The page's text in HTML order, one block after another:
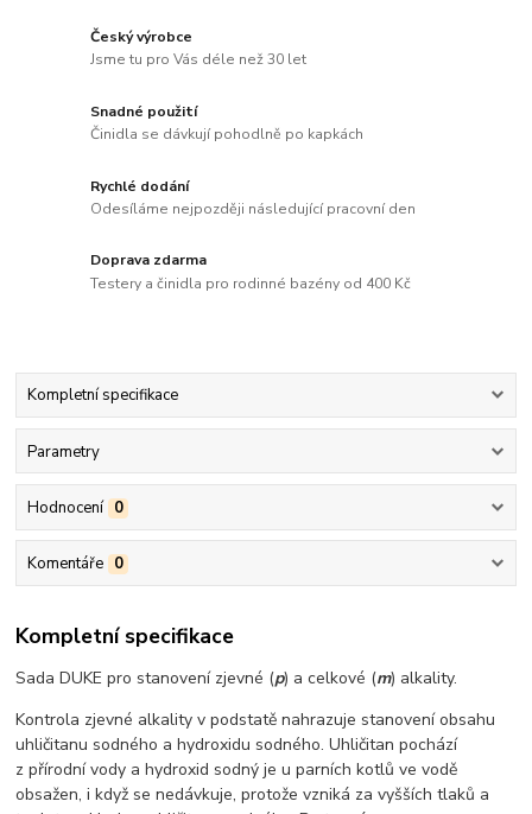
Český výrobce
Jsme tu pro Vás déle než 30 let
Snadné použití
Činidla se dávkují pohodlně po kapkách
Rychlé dodání
Odesíláme nejpozději následující pracovní den
Doprava zdarma
Testery a činidla pro rodinné bazény od 400 Kč
Kompletní specifikace
Parametry
Hodnocení 0
Komentáře 0
Kompletní specifikace
Sada DUKE pro stanovení zjevné (p) a celkové (m) alkality.
Kontrola zjevné alkality v podstatě nahrazuje stanovení obsahu
uhličitanu sodného a hydroxidu sodného. Uhličitan pochází
z přírodní vody a hydroxid sodný je u parních kotlů ve vodě
obsažen, i když se nedávkuje, protože vzniká za vyšších tlaků a